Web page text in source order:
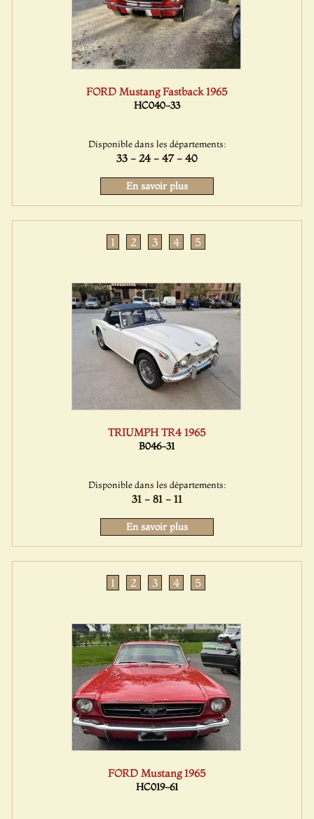
FORD Mustang Fastback 1965
HC040-33
Disponible dans les départements:
33 - 24 - 47 - 40
En savoir plus
1 2 3 4 5
TRIUMPH TR4 1965
B046-31
Disponible dans les départements:
31 - 81 - 11
En savoir plus
1 2 3 4 5
FORD Mustang 1965
HC019-61